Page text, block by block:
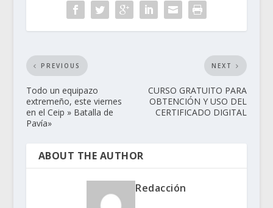
PREVIOUS
Todo un equipazo
extremeño, este viernes
en el Ceip » Batalla de
Pavía»
NEXT
CURSO GRATUITO PARA
OBTENCIÓN Y USO DEL
CERTIFICADO DIGITAL
ABOUT THE AUTHOR
Redacción